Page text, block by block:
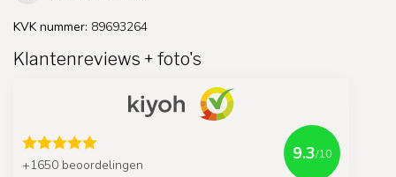
KVK nummer: 89693264
Klantenreviews + foto's
+1650 beoordelingen
9.3/10